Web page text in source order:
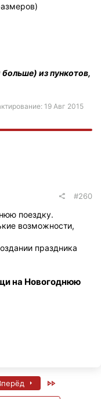
из пункотов,
19 Авг 2015
#260
поездку.
возможности,
праздника
на Новогоднюю